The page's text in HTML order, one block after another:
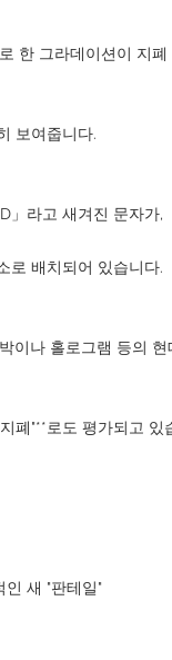
한 그라데이션이 지
보여줍니다.
」라고 새겨진 문자가,
로 배치되어 있습니다.
이나 홀로그램 등의 현
폐"**로도 평가되고 있
새 "판테일"